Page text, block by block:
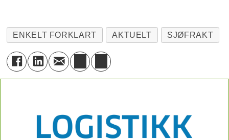
Logistikk Inside, men som ikke er rene
bransjenyheter.
I en hektisk hverdag tar en det ofte for
gitt at alle er godt kjent med de
den største selvfølgelighet. Slik er det
sjelden. Mange av våre lesere er
ENKELT FORKLART AKTUELT SJØFRAKT